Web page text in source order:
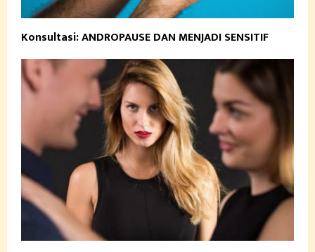
Konsultasi: ANDROPAUSE DAN MENJADI SENSITIF